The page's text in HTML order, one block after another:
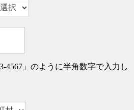
4567」のように半角数字で入力し